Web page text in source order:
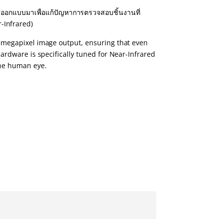
ออกแบบมาเพื่อแก้ปัญหาการตรวจสอบชิ้นงานที่
Infrared)
image output, ensuring that even
is specifically tuned for Near-Infrared
human eye.